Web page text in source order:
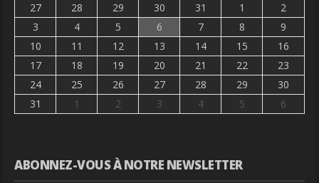
27
28 29 30 31 1
2
3
4 5 6 7 8
9
10
11 12 13 14 15
16
17
18 19 20 21 22
23
24
25 26 27 28 29
30
31
1 2 3 4 5 6
ABONNEZ-VOUS À NOTRE NEWSLETTER